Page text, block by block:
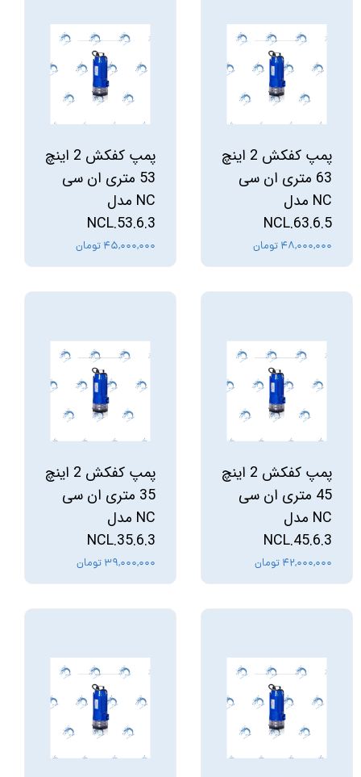
پمپ کفکش 2 اینچ
63 متری ان سی
NC مدل
NCL.63.6.5
۴۸,۰۰۰,۰۰۰ تومان
پمپ کفکش 2 اینچ
53 متری ان سی
NC مدل
NCL.53.6.3
۴۵,۰۰۰,۰۰۰ تومان
پمپ کفکش 2 اینچ
45 متری ان سی
NC مدل
NCL.45.6.3
۴۲,۰۰۰,۰۰۰ تومان
پمپ کفکش 2 اینچ
35 متری ان سی
NC مدل
NCL.35.6.3
۳۹,۰۰۰,۰۰۰ تومان